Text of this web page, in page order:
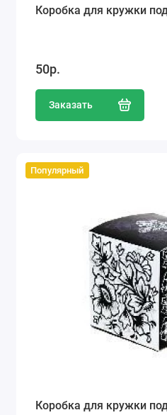
Коробка для кружки
50р.
Заказать
Популярный
Коробка для кружки